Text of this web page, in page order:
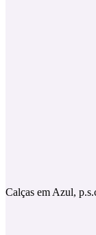
Calças em Azul,